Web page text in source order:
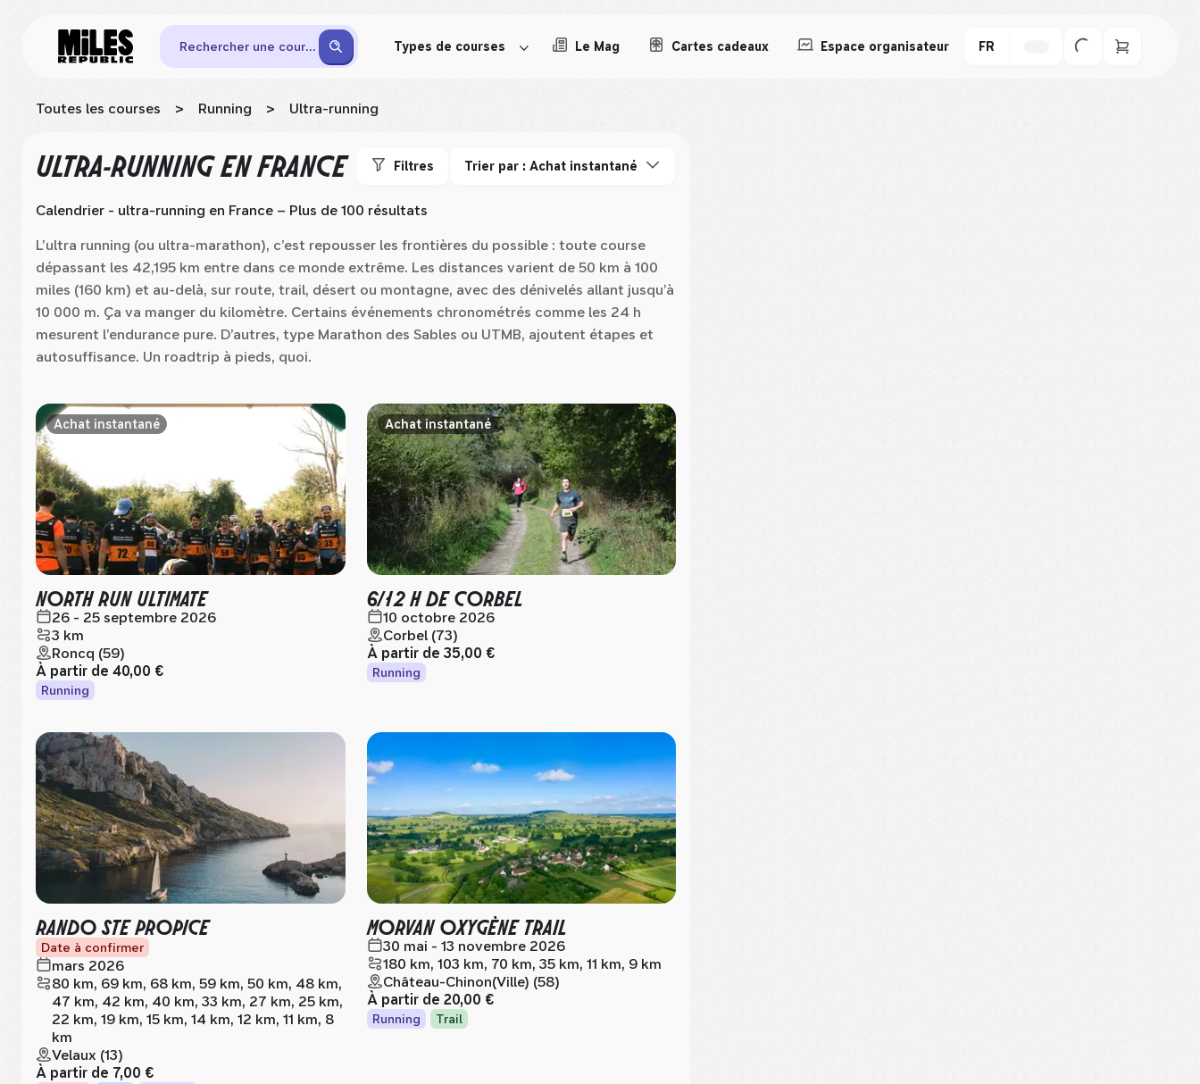
Rechercher une course Types de courses Le Mag Cartes cadeaux Espace organisateur FR
Toutes les courses > Running > Ultra-running
ULTRA-RUNNINGEN FRANCE Filtres Trier par : Achat instantané
Calendrier - ultra-running en France – Plus de 100 résultats
L’ultra running (ou ultra-marathon), c’est repousser les frontières du possible : toute course
dépassant les 42,195 km entre dans ce monde extrême. Les distances varient de 50 km à 100
miles (160 km) et au-delà, sur route, trail, désert ou montagne, avec des dénivelés allant jusqu’à
10 000 m. Ça va manger du kilomètre. Certains événements chronométrés comme les 24 h
mesurent l’endurance pure. D’autres, type Marathon des Sables ou UTMB, ajoutent étapes et
autosuffisance. Un roadtrip à pieds, quoi.
Achat instantané
NORTH RUN ULTIMATE
26 - 25 septembre 2026
3 km
Roncq (59)
À partir de 40,00 €
Running
Achat instantané
6/12 H DE CORBEL
10 octobre 2026
Corbel (73)
À partir de 35,00 €
Running
RANDO STE PROPICE
Date à confirmer
mars 2026
80 km, 69 km, 68 km, 59 km, 50 km, 48 km,
47 km, 42 km, 40 km, 33 km, 27 km, 25 km,
22 km, 19 km, 15 km, 14 km, 12 km, 11 km, 8
km
Velaux (13)
À partir de 7,00 €
MORVAN OXYGÈNE TRAIL
30 mai - 13 novembre 2026
180 km, 103 km, 70 km, 35 km, 11 km, 9 km
Château-Chinon(Ville) (58)
À partir de 20,00 €
Running Trail